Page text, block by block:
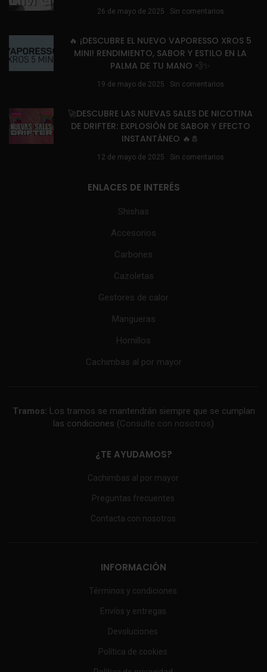
26 de mayo de 2025 Sin comentarios
🔥 ¡DESCUBRE EL NUEVO VAPORESSO XROS 5
MINI! RENDIMIENTO, SABOR Y ESTILO EN LA
PALMA DE TU MANO 💨✨
19 de mayo de 2025 Sin comentarios
🚀DESCUBRE LAS NUEVAS SALES DE NICOTINA
DE DRIFTER: EXPLOSIÓN DE SABOR Y EFECTO
INSTANTÁNEO 🔥🧂
12 de mayo de 2025 Sin comentarios
ENLACES DE INTERÉS
Shishas
Accesorios
Carbones
Cazoletas
Gestores de calor
Mangueras
Hornillos
Cachimbas al por mayor
Tramos: Los tramos se mantendrán siempre que se cumplan
las condiciones (Consulte con nosotros)
¿TE AYUDAMOS?
Cachimbas al por mayor
Preguntas frecuentes
Contacta con nosotros
INFORMACIÓN
Términos y condiciones
Envíos y entregas
Devoluciones
Política de cookies